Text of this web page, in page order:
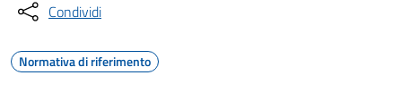
Condividi
Normativa di riferimento